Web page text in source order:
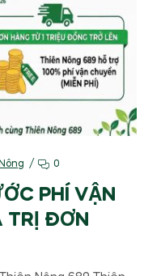
0
PHÍ VẬN
TRỊ ĐƠN